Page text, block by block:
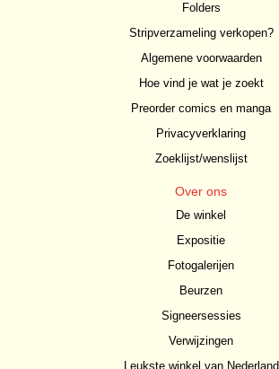
Folders
Stripverzameling verkopen?
Algemene voorwaarden
Hoe vind je wat je zoekt
Preorder comics en manga
Privacyverklaring
Zoeklijst/wenslijst
Over ons
De winkel
Expositie
Fotogalerijen
Beurzen
Signeersessies
Verwijzingen
Leukste winkel van Nederland